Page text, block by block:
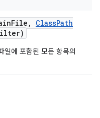
File , ClassPath
일에 포함된 모든 항목의